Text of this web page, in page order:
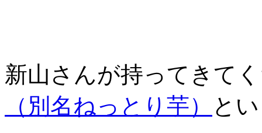
新山さんが持ってきて
（別名ねっとり芋）
と